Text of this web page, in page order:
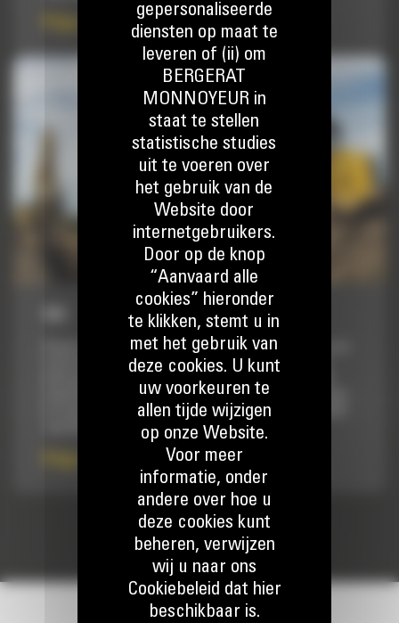
Prijs op aanvraag
Bespaar geld en transporttijd met één robuuste machine voor
landontginning, graven, nivelleren, trucks laden, werk op
hellingen en nog veel meer. Rupsladers zorgen voor minder
bodemdruk en een betere tractie, zodat u eerder kunt starten
en langer door kunt werken op een zachte ondergrond. Cat®
rupsladers bieden het allemaal, naast...
Prijs op aanvraag
gepersonaliseerde
diensten op maat te
leveren of (ii) om
BERGERAT
MONNOYEUR in
staat te stellen
statistische studies
uit te voeren over
het gebruik van de
Website door
internetgebruikers.
Door op de knop
“Aanvaard alle
cookies” hieronder
te klikken, stemt u in
met het gebruik van
deze cookies. U kunt
uw voorkeuren te
allen tijde wijzigen
op onze Website.
Voor meer
informatie, onder
andere over hoe u
deze cookies kunt
beheren, verwijzen
wij u naar ons
Cookiebeleid dat hier
beschikbaar is.